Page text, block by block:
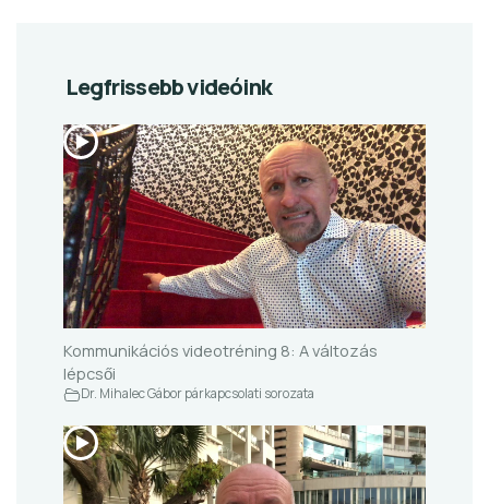
Legfrissebb videóink
Kommunikációs videotréning 8: A változás
lépcsői
Dr. Mihalec Gábor párkapcsolati sorozata